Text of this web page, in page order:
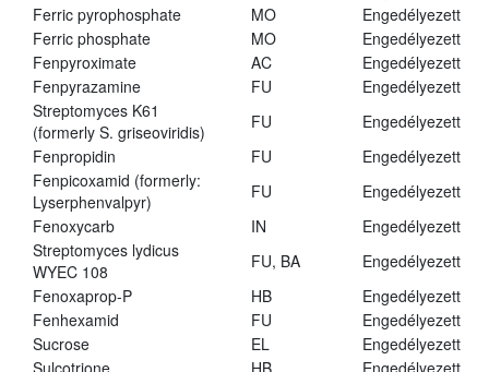
Ferric pyrophosphate
MO
Engedélyezett
Ferric phosphate
MO
Engedélyezett
Fenpyroximate
AC
Engedélyezett
Fenpyrazamine
FU
Engedélyezett
Streptomyces K61
(formerly S. griseoviridis)
FU
Engedélyezett
Fenpropidin
FU
Engedélyezett
Fenpicoxamid (formerly:
Lyserphenvalpyr)
FU
Engedélyezett
Fenoxycarb
IN
Engedélyezett
Streptomyces lydicus
WYEC 108
FU, BA
Engedélyezett
Fenoxaprop-P
HB
Engedélyezett
Fenhexamid
FU
Engedélyezett
Sucrose
EL
Engedélyezett